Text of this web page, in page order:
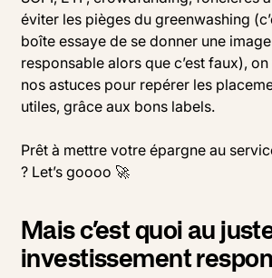
éviter les pièges du greenwashing
boîte essaye de se donner une
responsable alors que c’est faux),
nos astuces pour repérer les
utiles, grâce aux bons labels.
Prêt à mettre votre épargne au
? Let’s goooo 🚀
Mais c’est quoi au
investissement